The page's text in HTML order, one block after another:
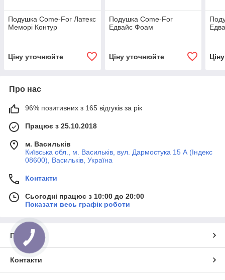
Подушка Come-For Латекс
Меморі Контур
Ціну уточнюйте
Подушка Come-For
Едвайс Фоам
Ціну уточнюйте
Про нас
96% позитивних з 165 відгуків за рік
Працює з 25.10.2018
м. Васильків
Київська обл., м. Васильків, вул. Дармостука 15 А (Індекс
08600), Васильків, Україна
Контакти
Сьогодні працює з 10:00 до 20:00
Показати весь графік роботи
Про нас
Контакти